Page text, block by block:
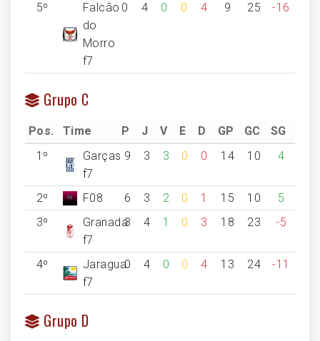
5º
Falcão
do
Morro
f7
0 4 0 0 4 9 25 -16
Grupo C
Pos. Time P J V E D GP GC
SG
1º
Garças
f7
9 3 3 0 0 14 10 4
2º F08 6 3 2 0 1 15 10
5
3º
Granada
f7
3 4 1 0 3 18 23 -5
4º
Jaragua
f7
0 4 0 0 4 13 24 -11
Grupo D